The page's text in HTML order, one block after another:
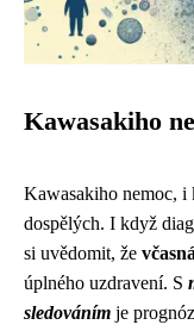
Kawasakiho
Kawasakiho nemoc, i
dospělých. I když
si uvědomit, že
úplného uzdravení. S
sledováním je